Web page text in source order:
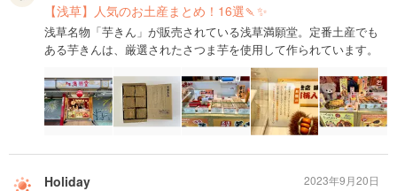
【浅草】人気のお土産まとめ！16選🍡✨
浅草名物「芋きん」が販売されている浅草満願堂。定番土産でも
ある芋きんは、厳選されたさつま芋を使用して作られています。
Holiday 2023年9月20日